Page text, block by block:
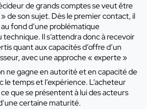
de grands comptes se veut être
de son sujet. Dès le premier contact, il
fond d’une problématique
Il s’attendra donc à recevoir
quant aux capacités d’offre d’un
avec une approche « experte »
ne gagne en autorité et en capacité de
le temps et l’expérience. L’acheteur
que se présentent à lui des acteurs
certaine maturité.